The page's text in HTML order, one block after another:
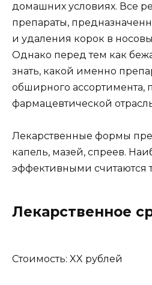
домашних условиях. Все
препараты,
и удаления корок в
Однако перед тем как
знать, какой именно
обширного ассортимента,
фармацевтической
Лекарственные формы
капель, мазей, спреев.
эффективными считаются
Лекарственное
Стоимость: XX рублей